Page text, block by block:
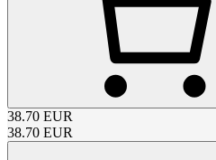
38.70 EUR
38.70 EUR